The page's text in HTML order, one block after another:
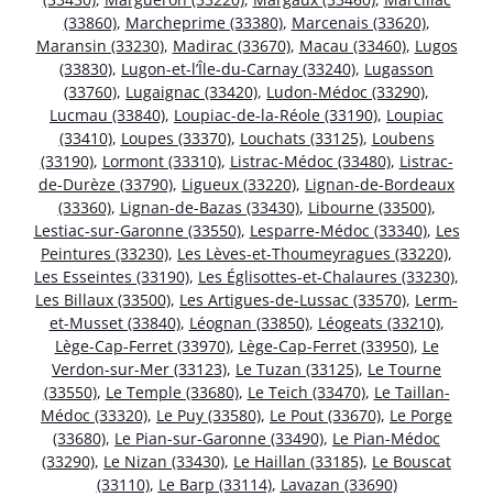
(33860), Marcheprime (33380), Marcenais (33620),
Maransin (33230), Madirac (33670), Macau (33460), Lugos
(33830), Lugon-et-l’Île-du-Carnay (33240), Lugasson
(33760), Lugaignac (33420), Ludon-Médoc (33290),
Lucmau (33840), Loupiac-de-la-Réole (33190), Loupiac
(33410), Loupes (33370), Louchats (33125), Loubens
(33190), Lormont (33310), Listrac-Médoc (33480), Listrac-
de-Durèze (33790), Ligueux (33220), Lignan-de-Bordeaux
(33360), Lignan-de-Bazas (33430), Libourne (33500),
Lestiac-sur-Garonne (33550), Lesparre-Médoc (33340), Les
Peintures (33230), Les Lèves-et-Thoumeyragues (33220),
Les Esseintes (33190), Les Églisottes-et-Chalaures (33230),
Les Billaux (33500), Les Artigues-de-Lussac (33570), Lerm-
et-Musset (33840), Léognan (33850), Léogeats (33210),
Lège-Cap-Ferret (33970), Lège-Cap-Ferret (33950), Le
Verdon-sur-Mer (33123), Le Tuzan (33125), Le Tourne
(33550), Le Temple (33680), Le Teich (33470), Le Taillan-
Médoc (33320), Le Puy (33580), Le Pout (33670), Le Porge
(33680), Le Pian-sur-Garonne (33490), Le Pian-Médoc
(33290), Le Nizan (33430), Le Haillan (33185), Le Bouscat
(33110), Le Barp (33114), Lavazan (33690)